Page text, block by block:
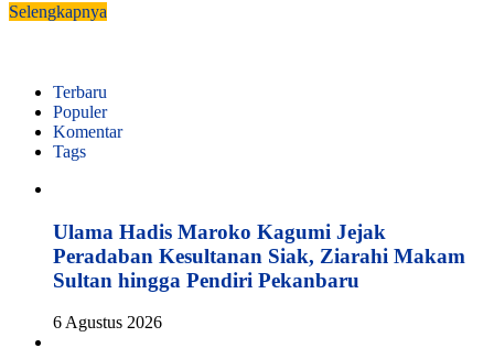
Selengkapnya
Terbaru
Populer
Komentar
Tags
Ulama Hadis Maroko Kagumi Jejak
Peradaban Kesultanan Siak, Ziarahi Makam
Sultan hingga Pendiri Pekanbaru
6 Agustus 2026